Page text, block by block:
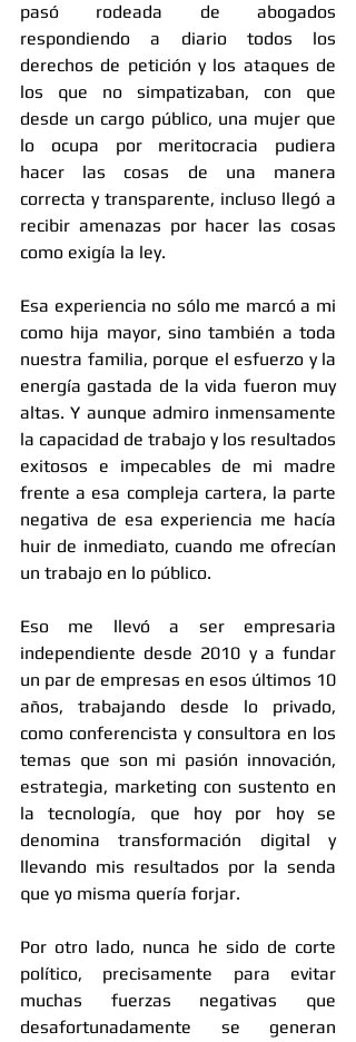
pasó rodeada de abogados
respondiendo a diario todos los
derechos de petición y los ataques de
los que no simpatizaban, con que
desde un cargo público, una mujer que
lo ocupa por meritocracia pudiera
hacer las cosas de una manera
correcta y transparente, incluso llegó a
recibir amenazas por hacer las cosas
como exigía la ley.
Esa experiencia no sólo me marcó a mi
como hija mayor, sino también a toda
nuestra familia, porque el esfuerzo y la
energía gastada de la vida fueron muy
altas. Y aunque admiro inmensamente
la capacidad de trabajo y los resultados
exitosos e impecables de mi madre
frente a esa compleja cartera, la parte
negativa de esa experiencia me hacía
huir de inmediato, cuando me ofrecían
un trabajo en lo público.
Eso me llevó a ser empresaria
independiente desde 2010 y a fundar
un par de empresas en esos últimos 10
años, trabajando desde lo privado,
como conferencista y consultora en los
temas que son mi pasión innovación,
estrategia, marketing con sustento en
la tecnología, que hoy por hoy se
denomina transformación digital y
llevando mis resultados por la senda
que yo misma quería forjar.
Por otro lado, nunca he sido de corte
político, precisamente para evitar
muchas fuerzas negativas que
desafortunadamente se generan